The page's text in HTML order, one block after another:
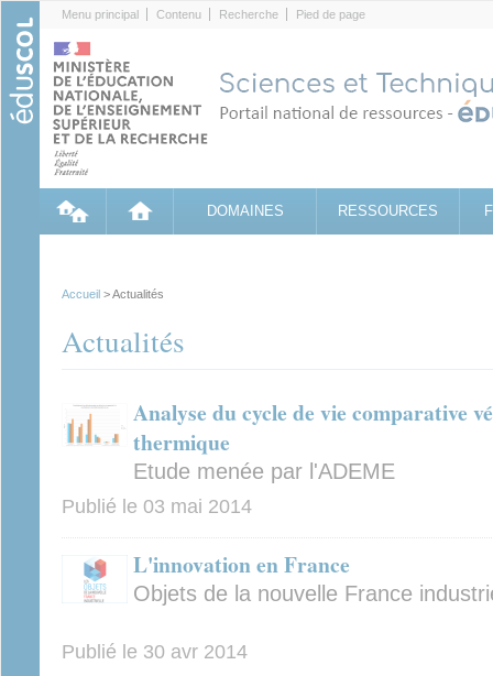
Menu principal Contenu Recherche Pied de page
DOMAINES RESSOURCES
Accueil > Actualités
Actualités
Analyse du cycle de vie comparative
thermique
Etude menée par l'ADEME
Publié le 03 mai 2014
L'innovation en France
Objets de la nouvelle France
Publié le 30 avr 2014